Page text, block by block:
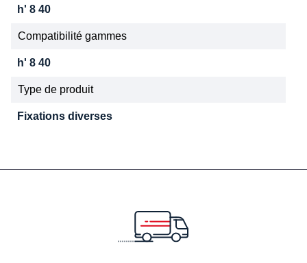
h' 8 40
Compatibilité gammes
h' 8 40
Type de produit
Fixations diverses